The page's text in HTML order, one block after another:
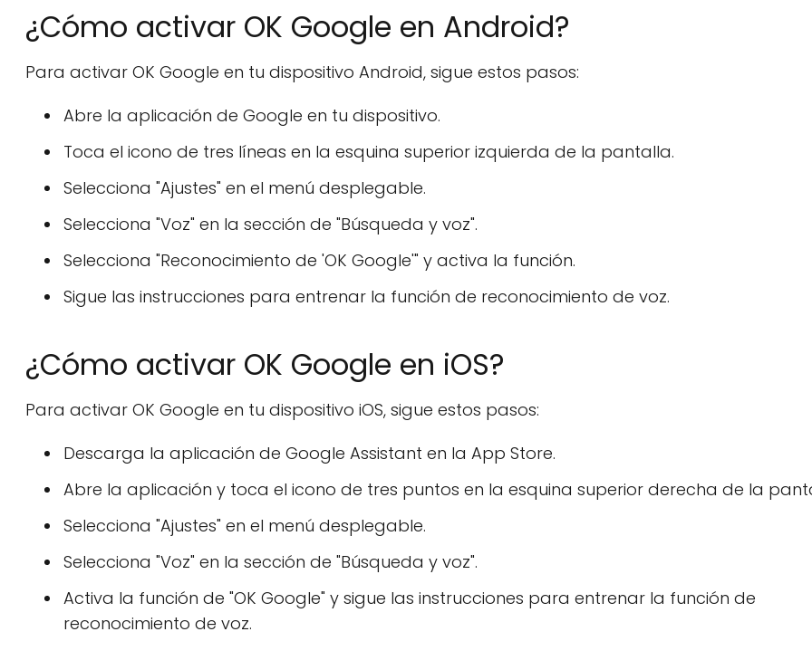
¿Cómo activar OK Google en Android?
Para activar OK Google en tu dispositivo Android, sigue estos pasos:
Abre la aplicación de Google en tu dispositivo.
Toca el icono de tres líneas en la esquina superior izquierda de la pantalla.
Selecciona "Ajustes" en el menú desplegable.
Selecciona "Voz" en la sección de "Búsqueda y voz".
Selecciona "Reconocimiento de 'OK Google'" y activa la función.
Sigue las instrucciones para entrenar la función de reconocimiento de voz.
¿Cómo activar OK Google en iOS?
Para activar OK Google en tu dispositivo iOS, sigue estos pasos:
Descarga la aplicación de Google Assistant en la App Store.
Abre la aplicación y toca el icono de tres puntos en la esquina superior derecha de la
Selecciona "Ajustes" en el menú desplegable.
Selecciona "Voz" en la sección de "Búsqueda y voz".
Activa la función de "OK Google" y sigue las instrucciones para entrenar la función de
reconocimiento de voz.